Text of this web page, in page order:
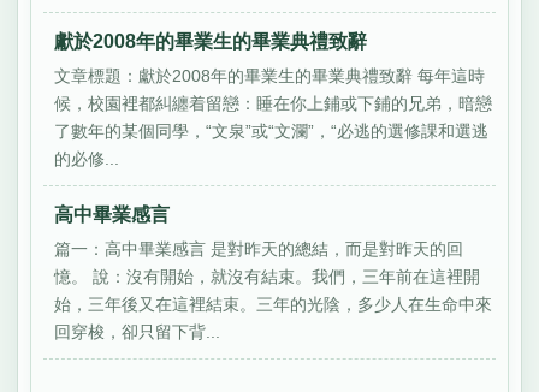
獻於2008年的畢業生的畢業典禮致辭
文章標題：獻於2008年的畢業生的畢業典禮致辭 每年這時
候，校園裡都糾纏着留戀：睡在你上鋪或下鋪的兄弟，暗戀
了數年的某個同學，“文泉”或“文瀾”，“必逃的選修課和選逃
的必修...
高中畢業感言
篇一：高中畢業感言 是對昨天的總結，而是對昨天的回
憶。 說：沒有開始，就沒有結束。我們，三年前在這裡開
始，三年後又在這裡結束。三年的光陰，多少人在生命中來
回穿梭，卻只留下背...